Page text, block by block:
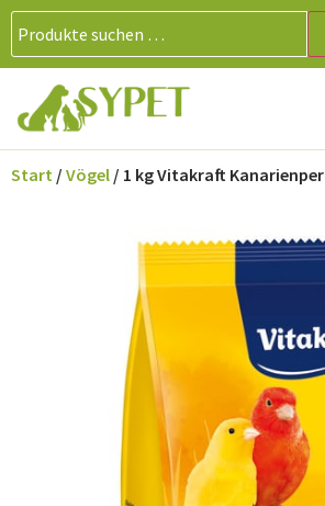
Start / Vögel / 1 kg Vitakraft